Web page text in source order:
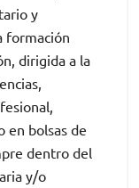
y
formación
dirigida a la
en bolsas de
dentro del
y/o